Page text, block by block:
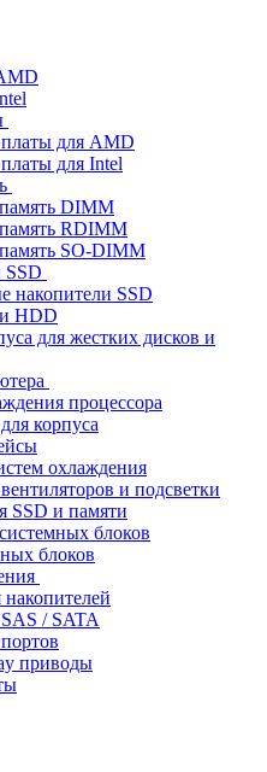
для AMD
для Intel
DIMM
RDIMM
SO-DIMM
накопители SSD
HDD
для жестких дисков и
процессора
корпуса
охлаждения
и подсветки
SSD и памяти
блоков
блоков
/ SATA
приводы